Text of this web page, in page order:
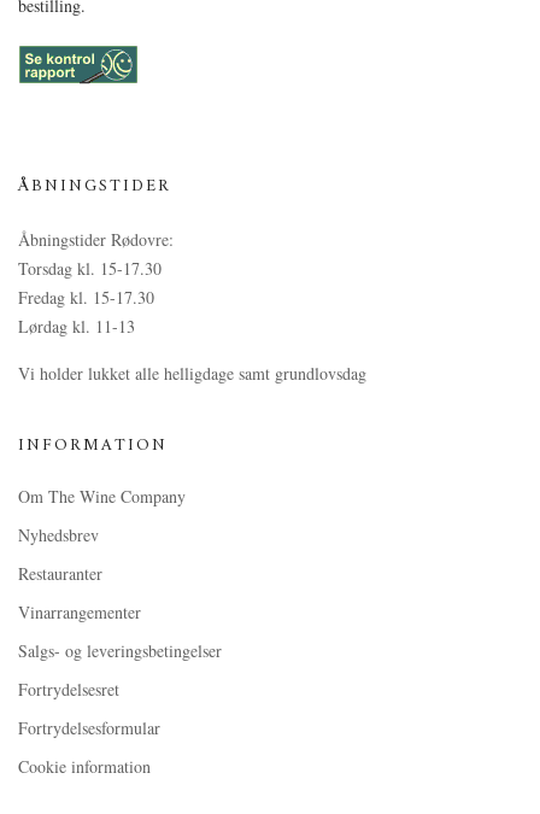
bestilling.
ÅBNINGSTIDER
Åbningstider Rødovre:
Torsdag kl. 15-17.30
Fredag kl. 15-17.30
Lørdag kl. 11-13
Vi holder lukket alle helligdage samt grundlovsdag
INFORMATION
Om The Wine Company
Nyhedsbrev
Restauranter
Vinarrangementer
Salgs- og leveringsbetingelser
Fortrydelsesret
Fortrydelsesformular
Cookie information